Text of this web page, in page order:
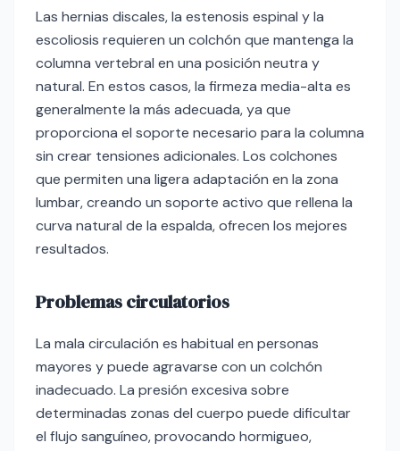
Las hernias discales, la estenosis espinal y la
escoliosis requieren un colchón que mantenga la
columna vertebral en una posición neutra y
natural. En estos casos, la firmeza media-alta es
generalmente la más adecuada, ya que
proporciona el soporte necesario para la columna
sin crear tensiones adicionales. Los colchones
que permiten una ligera adaptación en la zona
lumbar, creando un soporte activo que rellena la
curva natural de la espalda, ofrecen los mejores
resultados.
Problemas circulatorios
La mala circulación es habitual en personas
mayores y puede agravarse con un colchón
inadecuado. La presión excesiva sobre
determinadas zonas del cuerpo puede dificultar
el flujo sanguíneo, provocando hormigueo,